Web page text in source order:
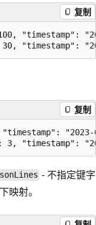
复制
"timestamp":
复制
"2023-
- 不指定键字
映射。